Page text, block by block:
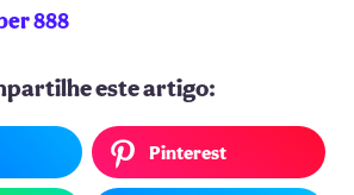
888
este artigo:
Pinterest